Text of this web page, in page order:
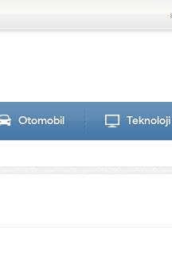
Otomobil Teknoloji